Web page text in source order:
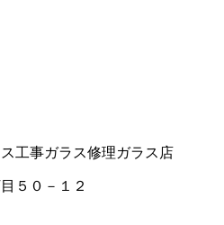
工事ガラス修理ガラス店
５０－１２